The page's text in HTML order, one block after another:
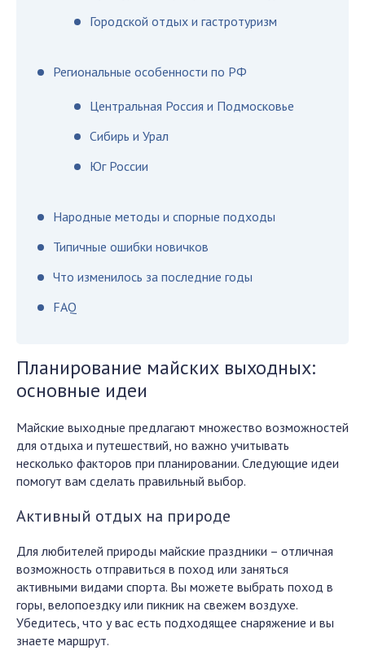
Городской отдых и гастротуризм
Региональные особенности по РФ
Центральная Россия и Подмосковье
Сибирь и Урал
Юг России
Народные методы и спорные подходы
Типичные ошибки новичков
Что изменилось за последние годы
FAQ
Планирование майских выходных:
основные идеи
Майские выходные предлагают множество возможностей
для отдыха и путешествий, но важно учитывать
несколько факторов при планировании. Следующие идеи
помогут вам сделать правильный выбор.
Активный отдых на природе
Для любителей природы майские праздники – отличная
возможность отправиться в поход или заняться
активными видами спорта. Вы можете выбрать поход в
горы, велопоездку или пикник на свежем воздухе.
Убедитесь, что у вас есть подходящее снаряжение и вы
знаете маршрут.